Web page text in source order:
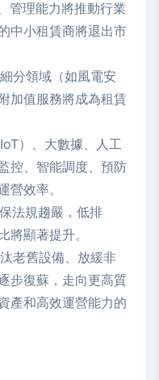
管理能力將推動行業
中小租賃商將退出市
細分領域（如風電安
加值服務將成為租賃
）、大數據、人工
控、智能調度、預防
營效率。
法規趨嚴，低排
將顯著提升。
老舊設備、放緩非
步復蘇，走向更高質
產和高效運營能力的